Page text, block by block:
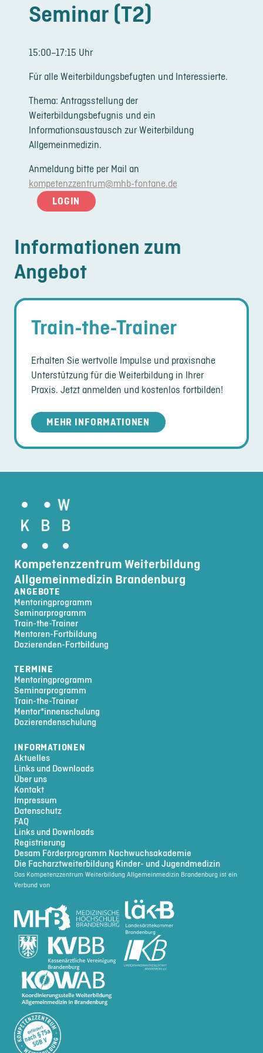
LOGIN
Impressum
Datenschutz
Seminar (T2)
15:00–17:15 Uhr
Für alle Weiterbildungsbefugten und Interessierte.
Thema: Antragsstellung der
Weiterbildungsbefugnis und ein
Informationsaustausch zur Weiterbildung
Allgemeinmedizin.
Anmeldung bitte per Mail an
kompetenzzentrum@mhb-fontane.de
LOGIN
Informationen zum
Angebot
Train-the-Trainer
Erhalten Sie wertvolle Impulse und praxisnahe
Unterstützung für die Weiterbildung in Ihrer
Praxis. Jetzt anmelden und kostenlos fortbilden!
MEHR INFORMATIONEN
Kompetenzzentrum Weiterbildung
Allgemeinmedizin Brandenburg
ANGEBOTE
Mentoringprogramm
Seminarprogramm
Train-the-Trainer
Mentoren-Fortbildung
Dozierenden-Fortbildung
TERMINE
Mentoringprogramm
Seminarprogramm
Train-the-Trainer
Mentor*innenschulung
Dozierendenschulung
INFORMATIONEN
Aktuelles
Links und Downloads
Über uns
Kontakt
Impressum
Datenschutz
FAQ
Links und Downloads
Registrierung
Desam Förderprogramm Nachwuchsakademie
Die Facharztweiterbildung Kinder- und Jugendmedizin
Das Kompetenzzentrum Weiterbildung Allgemeinmedizin Brandenburg ist ein
Verbund von